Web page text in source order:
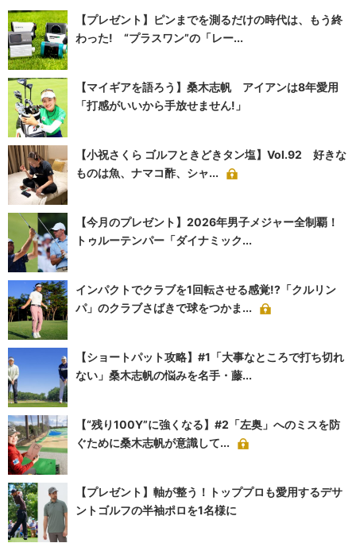
【プレゼント】ピンまでを測るだけの時代は、もう終
わった! “プラスワン”の「レー...
【マイギアを語ろう】桑木志帆 アイアンは8年愛用
「打感がいいから手放せません!」
【小祝さくら ゴルフときどきタン塩】Vol.92 好きな
ものは魚、ナマコ酢、シャ...
【今月のプレゼント】2026年男子メジャー全制覇！
トゥルーテンパー「ダイナミック...
インパクトでクラブを1回転させる感覚!?「クルリン
パ」のクラブさばきで球をつかま...
【ショートパット攻略】#1「大事なところで打ち切れ
ない」桑木志帆の悩みを名手・藤...
【“残り100Y”に強くなる】#2「左奥」へのミスを防
ぐために桑木志帆が意識して...
【プレゼント】軸が整う！トッププロも愛用するデサ
ントゴルフの半袖ポロを1名様に